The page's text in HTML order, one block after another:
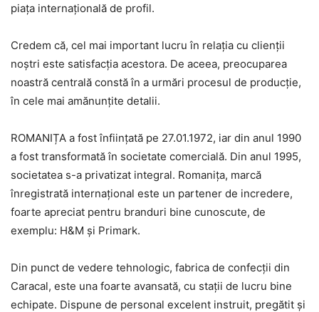
piața internațională de profil.
Credem că, cel mai important lucru în relația cu clienții
noștri este satisfacția acestora. De aceea, preocuparea
noastră centrală constă în a urmări procesul de producție,
în cele mai amănunțite detalii.
ROMANIȚA a fost înființată pe 27.01.1972, iar din anul 1990
a fost transformată în societate comercială. Din anul 1995,
societatea s-a privatizat integral. Romanița, marcă
înregistrată internațional este un partener de incredere,
foarte apreciat pentru branduri bine cunoscute, de
exemplu: H&M și Primark.
Din punct de vedere tehnologic, fabrica de confecții din
Caracal, este una foarte avansată, cu stații de lucru bine
echipate. Dispune de personal excelent instruit, pregătit și